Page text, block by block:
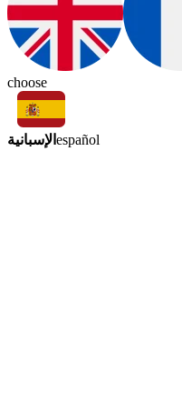
choose
الإسبانية español